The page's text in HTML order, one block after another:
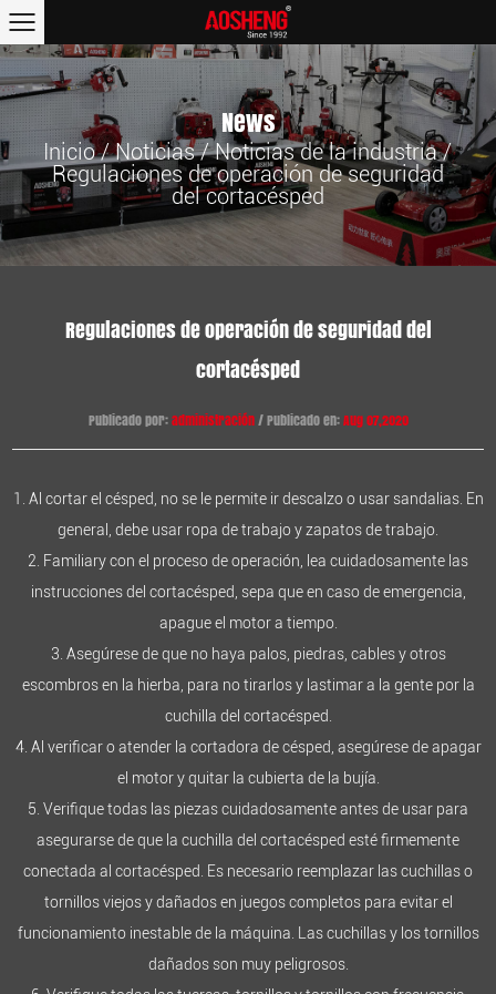
News
Inicio/Noticias/Noticias de la industria/
Regulaciones de operación de seguridad
del cortacésped
Regulaciones de operación de seguridad del
cortacésped
Publicado por:administración/ Publicado en:Aug 07,2020
1. Al cortar el césped, no se le permite ir descalzo o usar sandalias. En
general, debe usar ropa de trabajo y zapatos de trabajo.
2. Familiary con el proceso de operación, lea cuidadosamente las
instrucciones del cortacésped, sepa que en caso de emergencia,
apague el motor a tiempo.
3. Asegúrese de que no haya palos, piedras, cables y otros
escombros en la hierba, para no tirarlos y lastimar a la gente por la
cuchilla del cortacésped.
4. Al verificar o atender la cortadora de césped, asegúrese de apagar
el motor y quitar la cubierta de la bujía.
5. Verifique todas las piezas cuidadosamente antes de usar para
asegurarse de que la cuchilla del cortacésped esté firmemente
conectada al cortacésped. Es necesario reemplazar las cuchillas o
tornillos viejos y dañados en juegos completos para evitar el
funcionamiento inestable de la máquina. Las cuchillas y los tornillos
dañados son muy peligrosos.